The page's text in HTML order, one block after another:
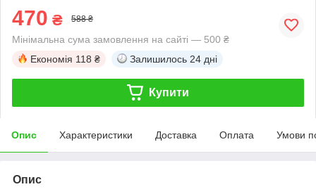
470 ₴ 588 ₴
Мінімальна сума замовлення на сайті — 500 ₴
Економія 118 ₴ Залишилось 24 дні
Купити
Опис Характеристики Доставка Оплата Умови
Опис